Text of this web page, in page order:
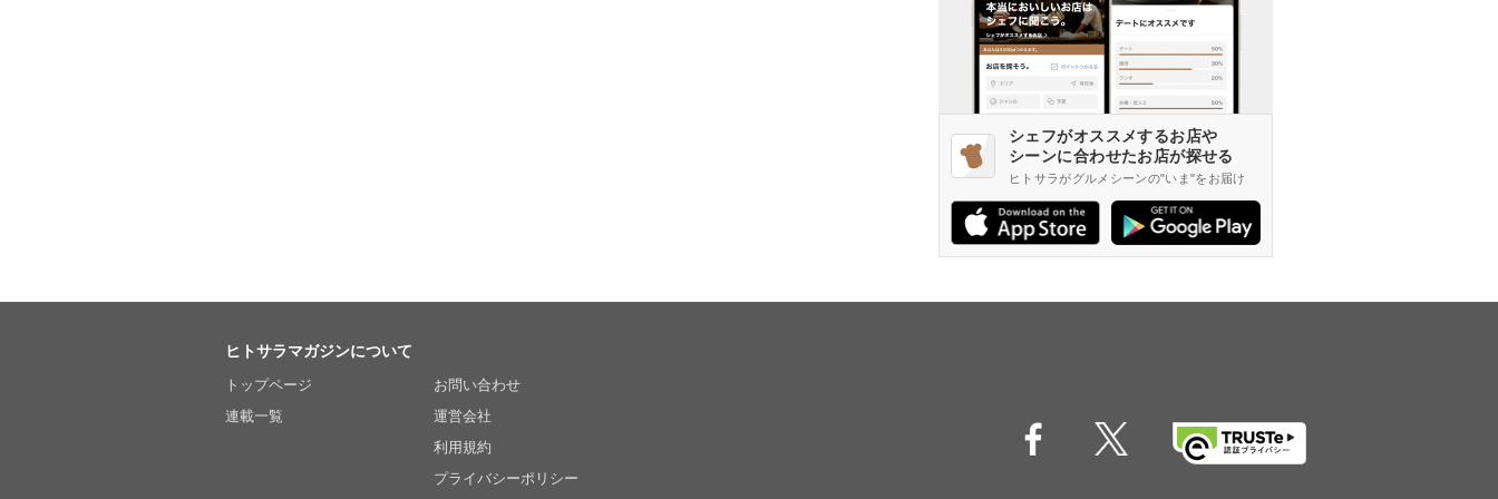
シェフがオススメするお店や
シーンに合わせたお店が探せる
ヒトサラがグルメシーンの"いま"をお届け
ヒトサラマガジンについて
トップページ
連載一覧
お問い合わせ
運営会社
利用規約
プライバシーポリシー